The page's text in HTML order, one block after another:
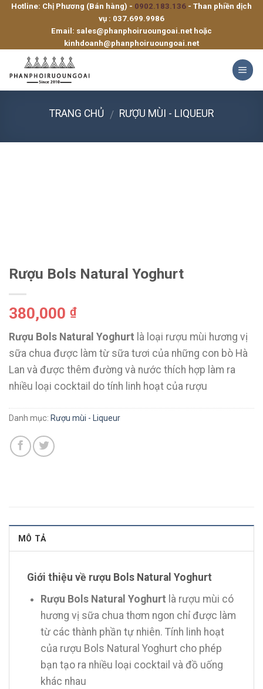
SkipHotline: Chị Phương (Bán hàng) - 0902.183.136 - Than phiền dịch
vụ : 037.699.9986
Email: sales@phanphoiruoungoai.net hoặc
kinhdoanh@phanphoiruoungoai.net
TRANG CHỦ / RƯỢU MÙI - LIQUEUR
Rượu Bols Natural Yoghurt
380,000 ₫
Rượu Bols Natural Yoghurt là loại rượu mùi hương vị
sữa chua được làm từ sữa tươi của những con bò Hà
Lan và được thêm đường và nước thích hợp làm ra
nhiều loại cocktail do tính linh hoạt của rượu
Danh mục: Rượu mùi - Liqueur
MÔ TẢ
Giới thiệu về rượu Bols Natural Yoghurt
Rượu Bols Natural Yoghurt là rượu mùi có
hương vị sữa chua thơm ngon chỉ được làm
từ các thành phần tự nhiên. Tính linh hoạt
của rượu Bols Natural Yoghurt cho phép
bạn tạo ra nhiều loại cocktail và đồ uống
khác nhau